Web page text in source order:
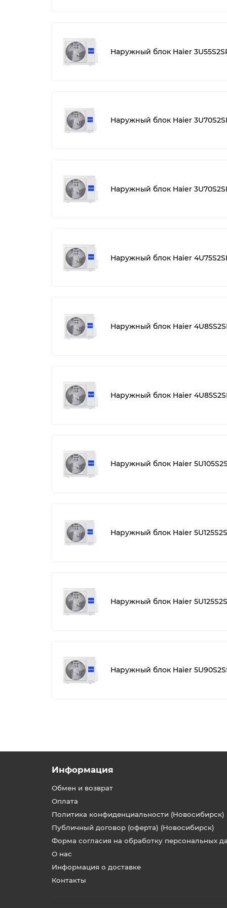
Наружный блок Haier
Наружный блок Haier
Наружный блок Haier
Наружный блок Haier
Наружный блок Haier
Наружный блок Haier
Наружный блок Haier
Наружный блок Haier
Наружный блок Haier
Наружный блок Haier
Информация
Обмен и возврат
Оплата
Политика конфиденциальности (Новосибирск)
Публичный договор (оферта) (Новосибирск)
Форма согласия на обработку персональных
О нас
Информация о доставке
Контакты